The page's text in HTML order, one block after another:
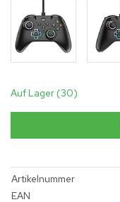
Auf Lager (30)
Artikelnummer
EAN